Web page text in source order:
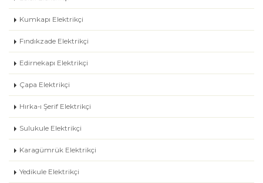
Kumkapı Elektrikçi
Fındıkzade Elektrikçi
Edirnekapı Elektrikçi
Çapa Elektrikçi
Hırka-ı Şerif Elektrikçi
Sulukule Elektrikçi
Karagümrük Elektrikçi
Yedikule Elektrikçi